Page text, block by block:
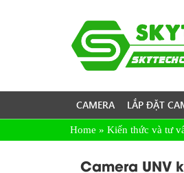
CAMERA LẮP ĐẶT
Home » Kiến thức và tư
Camera UNV